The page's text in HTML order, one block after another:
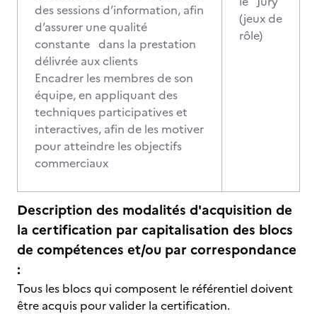
des sessions d’information, afin
d’assurer une qualité
constante dans la prestation
délivrée aux clients
Encadrer les membres de son
équipe, en appliquant des
techniques participatives et
interactives, afin de les motiver
pour atteindre les objectifs
commerciaux
(jeux de
rôle)
Description des modalités d'acquisition de
la certification par capitalisation des blocs
de compétences et/ou par correspondance
:
Tous les blocs qui composent le référentiel doivent
être acquis pour valider la certification.